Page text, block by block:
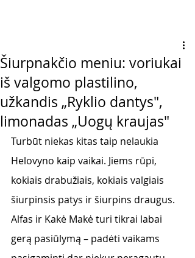
Šiurpnakčio meniu: voriukai
iš valgomo plastilino,
užkandis „Ryklio dantys",
limonadas „Uogų kraujas"
Turbūt niekas kitas taip nelaukia
Helovyno kaip vaikai. Jiems rūpi,
kokiais drabužiais, kokiais valgiais
šiurpinsis patys ir šiurpins draugus.
Alfas ir Kakė Makė turi tikrai labai
gerą pasiūlymą – padėti vaikams